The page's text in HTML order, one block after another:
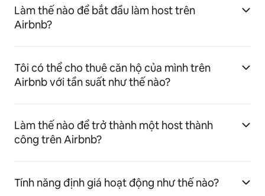
Làm thế nào để bắt đầu làm host trên
Airbnb?
Tôi có thể cho thuê căn hộ của mình trên
Airbnb với tần suất như thế nào?
Làm thế nào để trở thành một host thành
công trên Airbnb?
Tính năng định giá hoạt động như thế nào?